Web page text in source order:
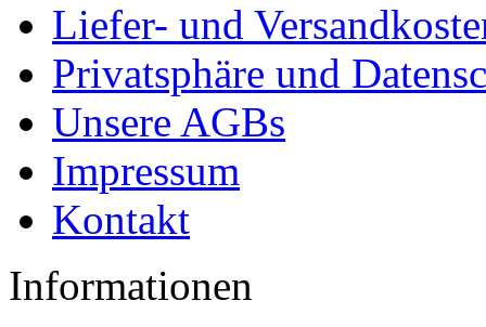
Liefer- und
Privatsphäre und
Unsere AGBs
Impressum
Kontakt
Informationen